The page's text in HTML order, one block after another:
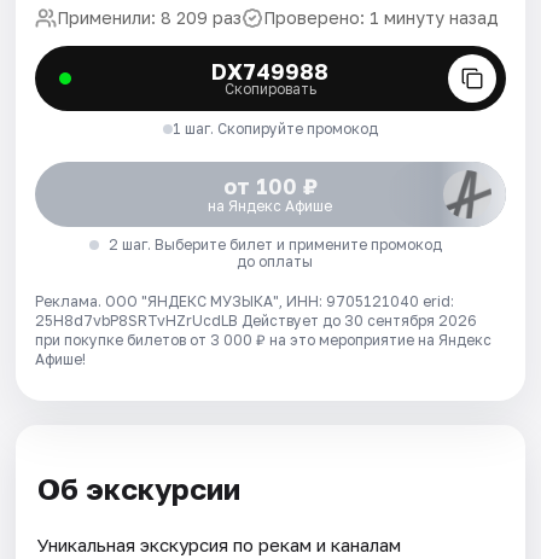
Применили: 8 209 раз Проверено: 1 минуту назад
DX749988
Скопировать
1 шаг. Скопируйте промокод
от 100 ₽
на Яндекс Афише
2 шаг. Выберите билет и примените промокод
до оплаты
Реклама. ООО "ЯНДЕКС МУЗЫКА", ИНН: 9705121040 erid:
25H8d7vbP8SRTvHZrUcdLB Действует до 30 сентября 2026
при покупке билетов от 3 000 ₽ на это мероприятие на Яндекс
Афише!
Об экскурсии
Уникальная экскурсия по рекам и каналам